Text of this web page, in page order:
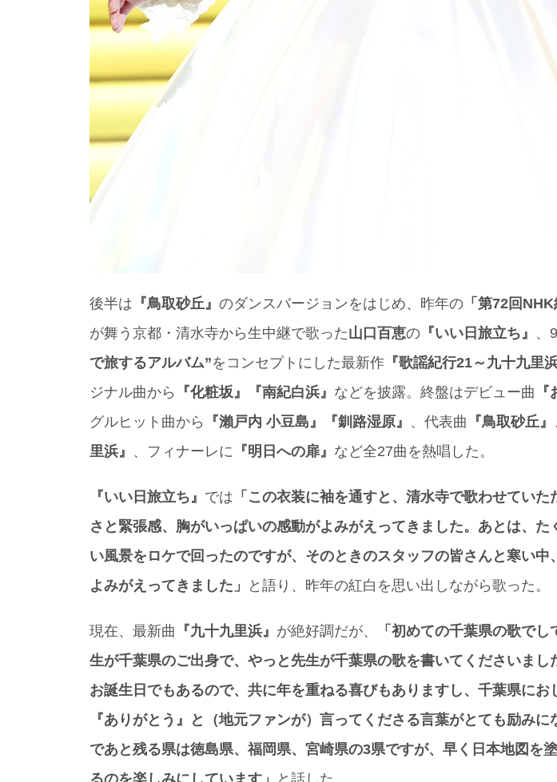
後半は 『鳥取砂丘』 のダンスバージョンをはじめ、昨年の 「第72回
が舞う京都・清水寺から生中継で歌った山口百恵の 『いい日旅立ち』 、
で旅するアルバム”をコンセプトにした最新作 『歌謡紀行21～九十九里浜
ジナル曲から
『化粧坂』『南紀白浜』 などを披露。終盤はデビュー曲
グルヒット曲から
『瀨戸内 小豆島』『釧路湿原』 、代表曲 『鳥取砂丘』
里浜』 、フィナーレに 『明日への扉』 など全27曲を熱唱した。
『いい日旅立ち』 では 「この衣装に袖を通すと、清水寺で歌わせてい
さと緊張感、胸がいっぱいの感動がよみがえってきました。あとは、た
い風景をロケで回ったのですが、そのときのスタッフの皆さんと寒い中
よみがえってきました」
と語り、昨年の紅白を思い出しながら歌った。
現在、最新曲 『九十九里浜』 が絶好調だが、
「初めての千葉県の歌で
生が千葉県のご出身で、やっと先生が千葉県の歌を書いてくださいまし
お誕生日でもあるので、共に年を重ねる喜びもありますし、千葉県にお
『ありがとう』と（地元ファンが）言ってくださる言葉がとても励み
であと残る県は徳島県、福岡県、宮崎県の3県ですが、早く日本地図を
るのを楽しみにしています」
と話した。